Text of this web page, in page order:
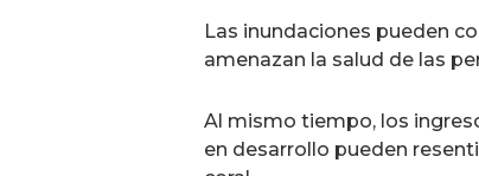
Las inundaciones pueden
amenazan la salud de las
Al mismo tiempo, los
en desarrollo pueden